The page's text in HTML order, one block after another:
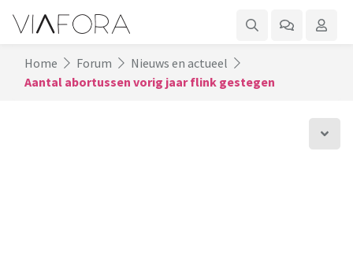
Home Forum
Nieuws en actueel
Aantal abortussen vorig jaar flink gestegen